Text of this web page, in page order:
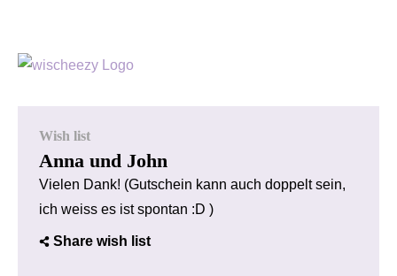
Wish list
Anna und John
Vielen Dank! (Gutschein kann auch doppelt sein,
ich weiss es ist spontan :D )
Share wish list